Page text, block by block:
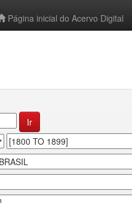
Página inicial do Acervo Digital